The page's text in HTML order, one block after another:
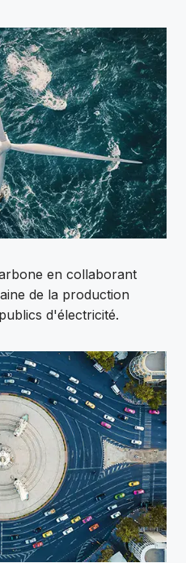
en collaborant
de la production
d'électricité.